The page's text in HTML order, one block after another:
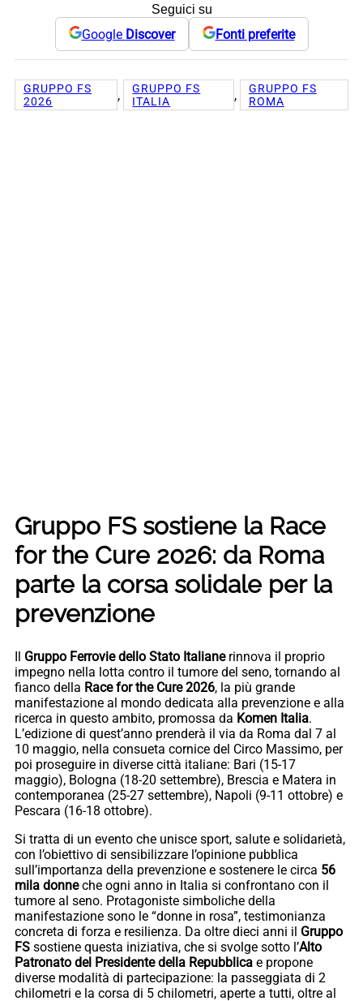
Seguici su
Google Discover Fonti preferite
GRUPPO FS
2026
,
GRUPPO FS
ITALIA
,
GRUPPO FS
ROMA
Gruppo FS sostiene la Race
for the Cure 2026: da Roma
parte la corsa solidale per la
prevenzione
Il Gruppo Ferrovie dello Stato Italianerinnova il proprio
impegno nella lotta contro il tumore del seno, tornando al
fianco della Race for the Cure 2026, la più grande
manifestazione al mondo dedicata alla prevenzione e alla
ricerca in questo ambito, promossa da Komen Italia.
L’edizione di quest’anno prenderà il via da Roma dal 7 al
10 maggio, nella consueta cornice del Circo Massimo, per
poi proseguire in diverse città italiane: Bari (15-17
maggio), Bologna (18-20 settembre), Brescia e Matera in
contemporanea (25-27 settembre), Napoli (9-11 ottobre) e
Pescara (16-18 ottobre).
Si tratta di un evento che unisce sport, salute e solidarietà,
con l’obiettivo di sensibilizzare l’opinione pubblica
sull’importanza della prevenzione e sostenere le circa 56
mila donneche ogni anno in Italia si confrontano con il
tumore al seno. Protagoniste simboliche della
manifestazione sono le “donne in rosa”, testimonianza
concreta di forza e resilienza. Da oltre dieci anni il Gruppo
FS sostiene questa iniziativa, che si svolge sotto l’Alto
Patronato del Presidente della Repubblica e propone
diverse modalità di partecipazione: la passeggiata di 2
chilometri e la corsa di 5 chilometri, aperte a tutti, oltre al